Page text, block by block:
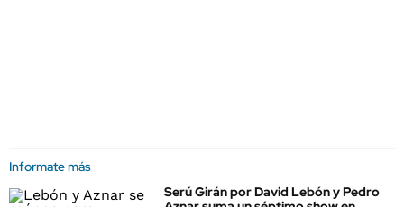
Informate más
Serú Girán por David Lebón y Pedro